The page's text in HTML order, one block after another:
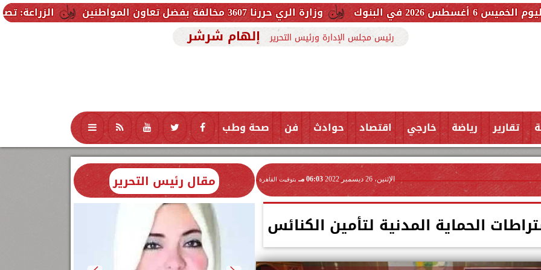
الزراعة: تصدر 712 ترخيص تشغيل جديد لمشروعات الثروة الحيوانية والداجنة.. وتسجيل 832 مخلوط أعلاف وزارة الري حررنا 3607 مخالفة بفضل تعاون المواطنين
رئيس مجلس الإدارة ورئيس التحرير إلهام شرشر
تقارير رياضة خارجي اقتصاد حوادث فن صحة وطب تكنولوجيا منوعات محافظات
الإثنين، 26 ديسمبر 2022 06:03 مـ بتوقيت القاهرة
الحماية المدنية لتأمين الكنائس
مقال رئيس التحرير